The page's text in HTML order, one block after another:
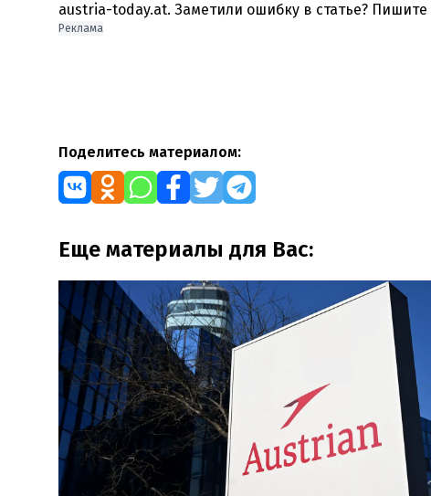
austria-today.at. Заметили ошибку в статье? Пишите
Реклама
Поделитесь материалом:
Еще материалы для Вас: